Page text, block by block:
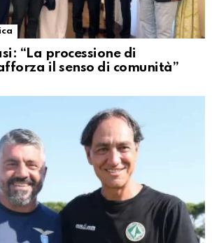
“La processione di
il senso di comunità”